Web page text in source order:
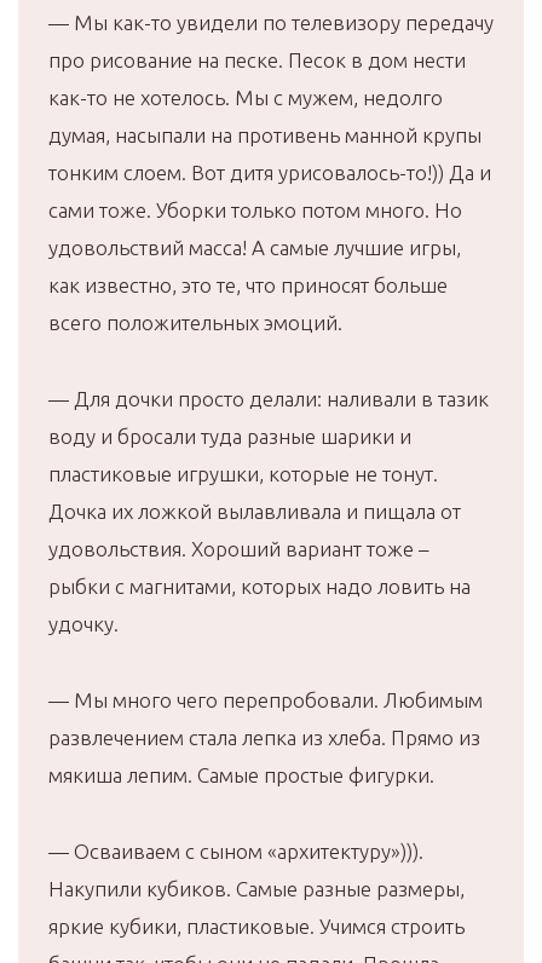
— Мы как-то увидели по телевизору передачу
про рисование на песке. Песок в дом нести
как-то не хотелось. Мы с мужем, недолго
думая, насыпали на противень манной крупы
тонким слоем. Вот дитя урисовалось-то!)) Да и
сами тоже. Уборки только потом много. Но
удовольствий масса! А самые лучшие игры,
как известно, это те, что приносят больше
всего положительных эмоций.
— Для дочки просто делали: наливали в тазик
воду и бросали туда разные шарики и
пластиковые игрушки, которые не тонут.
Дочка их ложкой вылавливала и пищала от
удовольствия. Хороший вариант тоже –
рыбки с магнитами, которых надо ловить на
удочку.
— Мы много чего перепробовали. Любимым
развлечением стала лепка из хлеба. Прямо из
мякиша лепим. Самые простые фигурки.
— Осваиваем с сыном «архитектуру»))).
Накупили кубиков. Самые разные размеры,
яркие кубики, пластиковые. Учимся строить